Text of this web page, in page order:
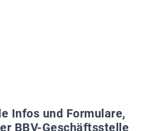
Infos und Formulare,
BBV-Geschäftsstelle